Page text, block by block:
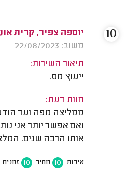
יוספה צפיר, קרית
משוב: 22/08/2023
תיאור השירות:
ייעוץ מס.
חוות דעת:
ממליצה מפה ועד
ואם אפשר יותר אני
אותו הרבה שנים.
איכות 10 מחיר 10 זמנים
10